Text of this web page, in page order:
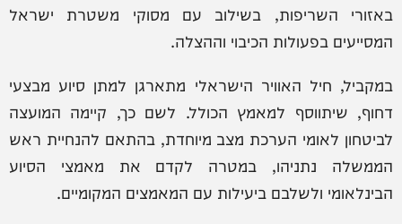
באזורי השריפות, בשילוב עם מסוקי משטרת ישראל
המסייעים בפעולות הכיבוי וההצלה.
במקביל, חיל האוויר הישראלי מתארגן למתן סיוע מבצעי
דחוף, שיתווסף למאמץ הכולל. לשם כך, קיימה המועצה
לביטחון לאומי הערכת מצב מיוחדת, בהתאם להנחיית ראש
הממשלה נתניהו, במטרה לקדם את מאמצי הסיוע
הבינלאומי ולשלבם ביעילות עם המאמצים המקומיים.